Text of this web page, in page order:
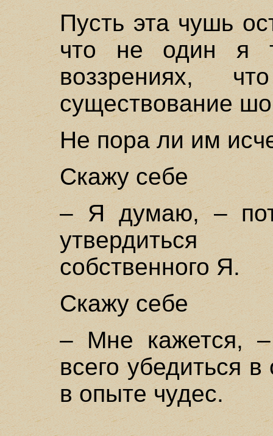
Пусть эта чушь
что не один я
воззрениях,
существование
Не пора ли им
Скажу себе
– Я думаю, –
утвердиться
собственного Я.
Скажу себе
– Мне кажется, –
всего убедиться
в опыте чудес.